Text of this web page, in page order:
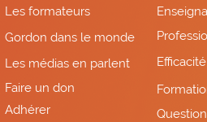
Les formateurs
Gordon dans le monde
Les médias en parlent
Adhérer
Faire un don